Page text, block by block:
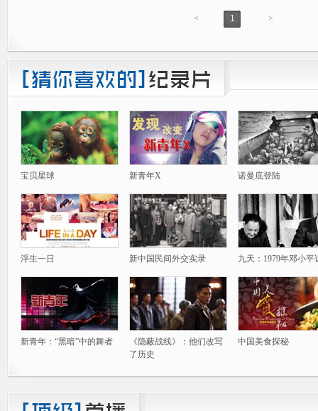
< 1 >
宝贝星球 新青年X 诺曼底登陆
浮生一日 新中国民间外交实录 九天：1979年邓小平
新青年：“黑暗”中的舞者
《隐蔽战线》：他们改写
了历史
中国美食探秘